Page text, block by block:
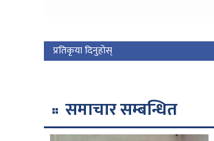
प्रतिकृया दिनुहोस्
समाचार सम्बन्धित